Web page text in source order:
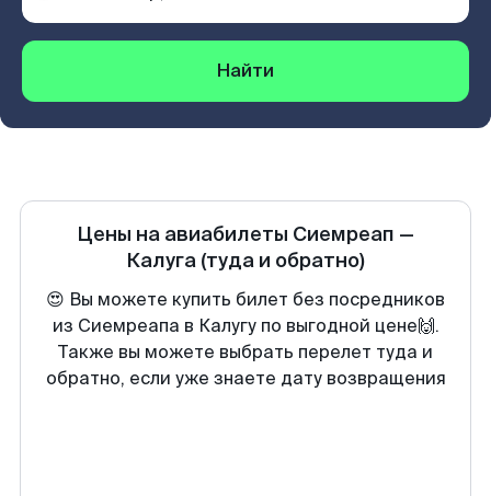
Найти
Цены на авиабилеты Сиемреап —
Калуга (туда и обратно)
😍 Вы можете купить билет без посредников
из Сиемреапа в Калугу по выгодной цене🙌.
Также вы можете выбрать перелет туда и
обратно, если уже знаете дату возвращения